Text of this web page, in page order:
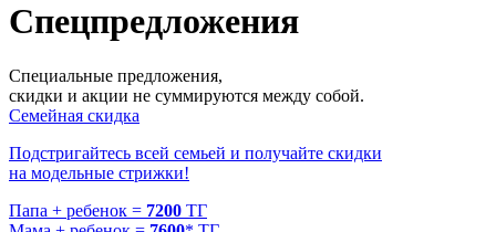
Спецпредложения
Специальные предложения,
скидки и акции не суммируются между собой.
Семейная скидка
Подстригайтесь всей семьей и получайте скидки
на модельные стрижки!
Папа + ребенок = 7200 ТГ